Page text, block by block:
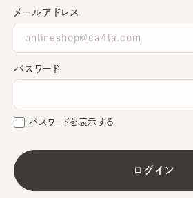
メールアドレス
パスワード
パスワードを表示する